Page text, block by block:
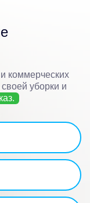
коммерческих
уборки и